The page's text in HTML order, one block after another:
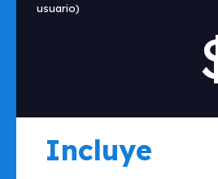
usuario)
Incluye